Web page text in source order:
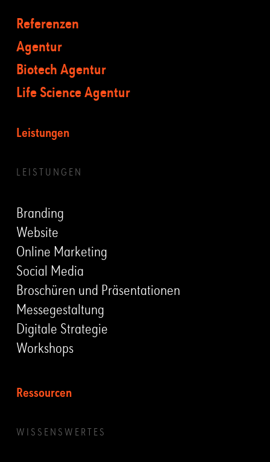
Referenzen
Agentur
Biotech Agentur
Life Science Agentur
Leistungen
LEISTUNGEN
Branding
Website
Online Marketing
Social Media
Broschüren und Präsentationen
Messegestaltung
Digitale Strategie
Workshops
Ressourcen
WISSENSWERTES